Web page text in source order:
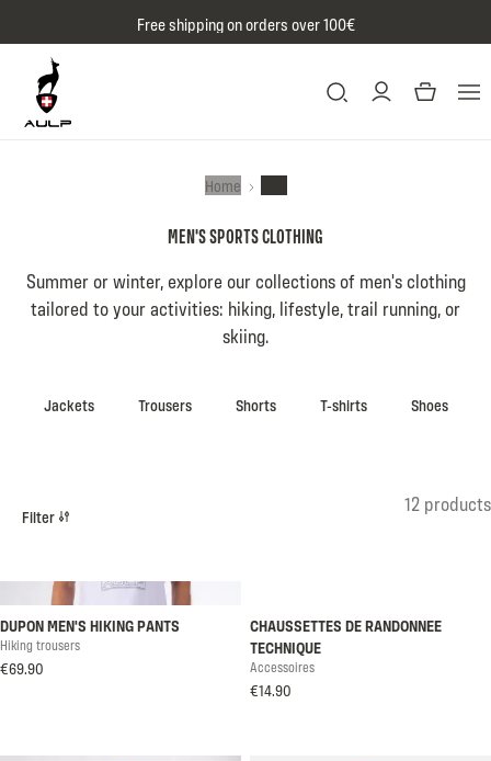
Free shipping on orders over 100€
Home
MEN'S SPORTS CLOTHING
Summer or winter, explore our collections of men's clothing
tailored to your activities: hiking, lifestyle, trail running, or
skiing.
Jackets Trousers Shorts T-shirts Shoes
Filter
12 products
DUPON MEN'S HIKING PANTS
Hiking trousers
€69.90
CHAUSSETTES DE RANDONNEE
TECHNIQUE
Accessoires
€14.90